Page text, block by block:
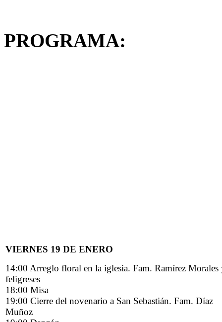
PROGRAMA:
VIERNES 19 DE ENERO
14:00 Arreglo floral en la iglesia. Fam. Ramírez Morales
feligreses
18:00 Misa
19:00 Cierre del novenario a San Sebastián. Fam. Díaz
Muñoz